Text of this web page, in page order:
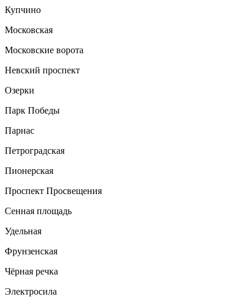
Купчино
Московская
Московские ворота
Невский проспект
Озерки
Парк Победы
Парнас
Петроградская
Пионерская
Проспект Просвещения
Сенная площадь
Удельная
Фрунзенская
Чёрная речка
Электросила